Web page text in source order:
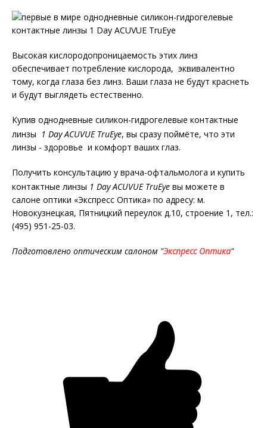
Высокая кислородопроницаемость этих линз
обеспечивает потребление кислорода, эквивалентно
тому, когда глаза без линз. Ваши глаза не будут краснеть
и будут выглядеть естественно.
Купив однодневные силикон-гидрогелевые контактные
линзы 1 Day ACUVUE TruEye, вы сразу поймёте, что эти
линзы - здоровье и комфорт ваших глаз.
Получить консультацию у врача-офтальмолога и купить
контактные линзы 1 Day ACUVUE TruEye вы можете в
салоне оптики «Экспресс Оптика» по адресу: м.
Новокузнецкая, Пятницкий переулок д.10, строение 1, тел.:
(495) 951-25-03.
Подготовлено оптическим салоном "Экспресс Оптика"